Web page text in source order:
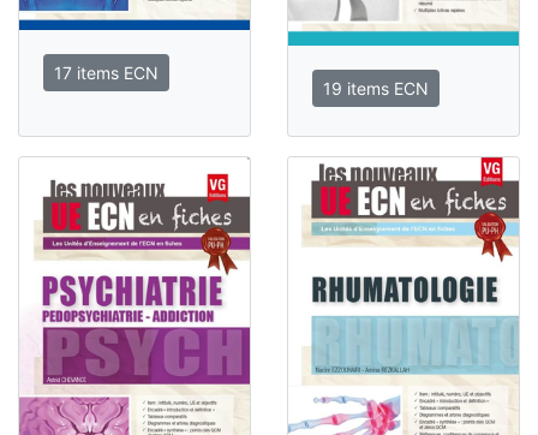
17 items ECN
19 items ECN